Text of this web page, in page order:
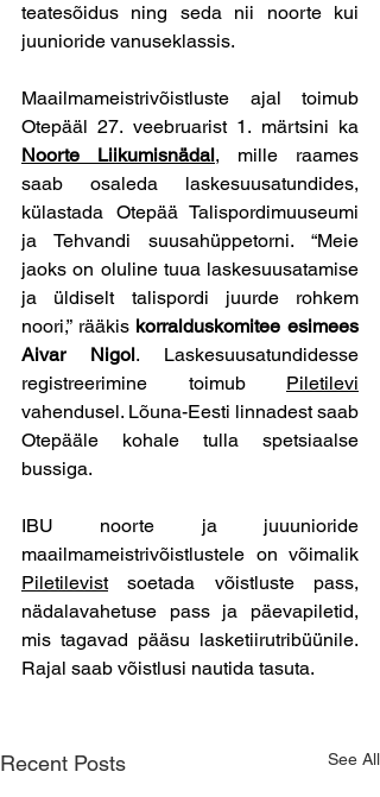
teatesõidus ning seda nii noorte kui
juunioride vanuseklassis.
Maailmameistrivõistluste ajal toimub
Noorte Liikumisnädal, mille raames
saab osaleda laskesuusatundides,
külastada Otepää Talispordimuuseumi
ja Tehvandi suusahüppetorni. “Meie
jaoks on oluline tuua laskesuusatamise
ja üldiselt talispordi juurde rohkem
noori,” rääkis korralduskomitee esimees
Aivar Nigol. Laskesuusatundidesse
registreerimine toimub Piletilevi
vahendusel. Lõuna-Eesti linnadest saab
Otepääle kohale tulla spetsiaalse
bussiga.
IBU noorte ja juuunioride
Piletilevist soetada võistluste pass,
nädalavahetuse pass ja päevapiletid,
mis tagavad pääsu lasketiirutribüünile.
Rajal saab võistlusi nautida tasuta.
Recent Posts See All